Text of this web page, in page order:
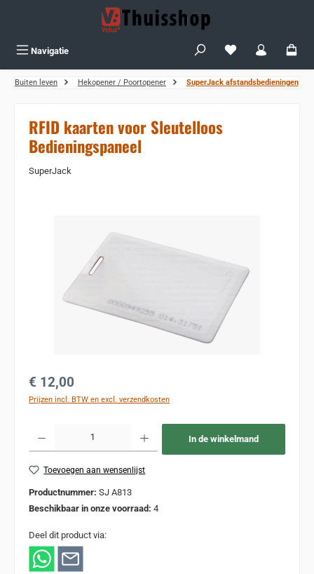
Navigatie Je hebt 0 items op
Buiten leven Hekopener / Poortopener SuperJack afstandsbedieningen
RFID kaarten voor Sleutelloos
Bedieningspaneel
SuperJack
Normale prijs:
€ 12,00
Prijzen incl. BTW en excl. verzendkosten
In de winkelmand
Toevoegen aan wensenlijst
Productnummer: SJ A813
Beschikbaar in onze voorraad: 4
Deel dit product via: